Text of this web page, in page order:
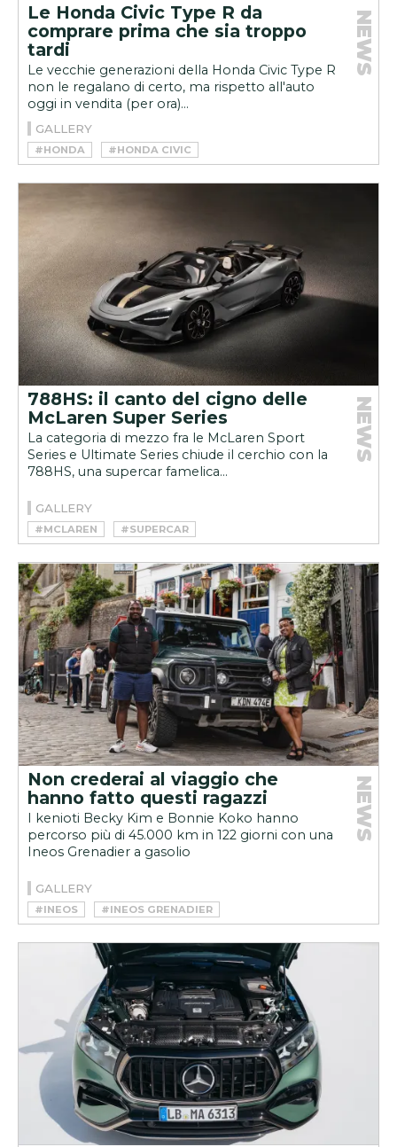
Le Honda Civic Type R da
comprare prima che sia troppo
tardi
Le vecchie generazioni della Honda Civic Type R
non le regalano di certo, ma rispetto all'auto
oggi in vendita (per ora)...
NEWS
GALLERY
#HONDA
#HONDA CIVIC
#HONDA CIVIC TYPE R
788HS: il canto del cigno delle
McLaren Super Series
La categoria di mezzo fra le McLaren Sport
Series e Ultimate Series chiude il cerchio con la
788HS, una supercar famelica...
NEWS
GALLERY
#MCLAREN #SUPERCAR
Non crederai al viaggio che
hanno fatto questi ragazzi
I kenioti Becky Kim e Bonnie Koko hanno
percorso più di 45.000 km in 122 giorni con una
Ineos Grenadier a gasolio
NEWS
GALLERY
#INEOS #INEOS GRENADIER